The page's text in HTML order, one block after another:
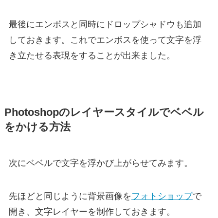
最後にエンボスと同時に ドロップシャドウ も追加
しておきます。これでエンボスを使って文字を浮
き立たせる表現をすることが出来ました。
Photoshopのレイヤースタイルでベベル
をかける方法
次にベベルで文字を浮かび上がらせてみます。
先ほどと同じように背景画像を フォトショップで
開き、文字レイヤーを制作しておきます。